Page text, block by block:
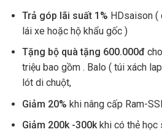
Trả góp lãi suất 1% HDsaison (
lái xe hoặc hộ khẩu gốc )
Tặng bộ quà tặng 600.000đ
triệu bao gồm . Balo ( túi xách
lót di chuột,
Giảm 20% khi nâng cấp Ram-
Giảm 200k -300k khi có thẻ